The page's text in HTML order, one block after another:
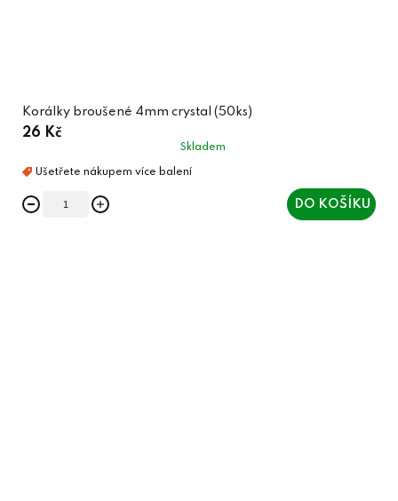
Korálky broušené 4mm crystal (50ks)
26 Kč
Skladem
DO KOŠÍKU